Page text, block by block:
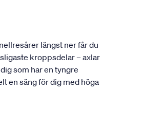
längst ner får du
kroppsdelar – axlar
som har en tyngre
en säng för dig med höga